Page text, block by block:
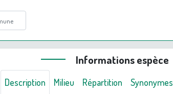
Informations espèce
Description Milieu Répartition Synonymes